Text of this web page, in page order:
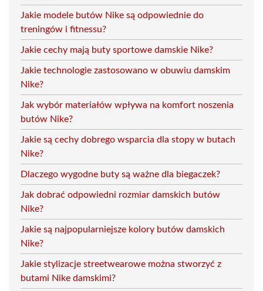
Jakie modele butów Nike są odpowiednie do
treningów i fitnessu?
Jakie cechy mają buty sportowe damskie Nike?
Jakie technologie zastosowano w obuwiu damskim
Nike?
Jak wybór materiałów wpływa na komfort noszenia
butów Nike?
Jakie są cechy dobrego wsparcia dla stopy w butach
Nike?
Dlaczego wygodne buty są ważne dla biegaczek?
Jak dobrać odpowiedni rozmiar damskich butów
Nike?
Jakie są najpopularniejsze kolory butów damskich
Nike?
Jakie stylizacje streetwearowe można stworzyć z
butami Nike damskimi?